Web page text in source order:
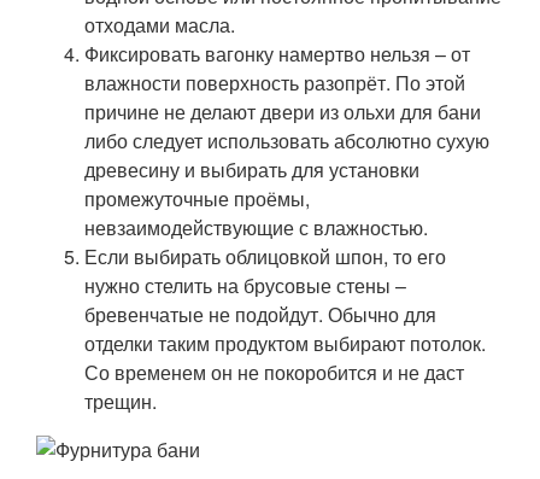
отходами масла.
Фиксировать вагонку намертво нельзя – от
влажности поверхность разопрёт. По этой
причине не делают двери из ольхи для бани
либо следует использовать абсолютно сухую
древесину и выбирать для установки
промежуточные проёмы,
невзаимодействующие с влажностью.
Если выбирать облицовкой шпон, то его
нужно стелить на брусовые стены –
бревенчатые не подойдут. Обычно для
отделки таким продуктом выбирают потолок.
Со временем он не покоробится и не даст
трещин.